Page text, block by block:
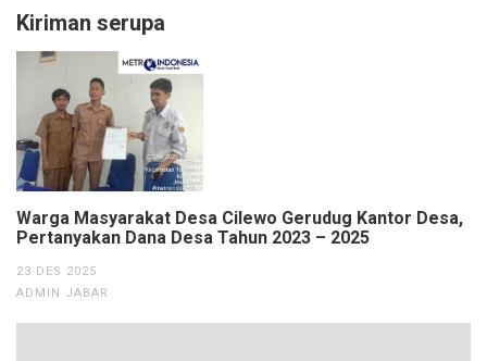
Kiriman serupa
Warga Masyarakat Desa Cilewo Gerudug Kantor Desa,
Pertanyakan Dana Desa Tahun 2023 – 2025
23 DES 2025
ADMIN JABAR